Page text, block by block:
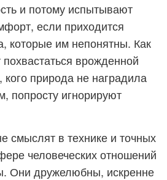
и потому испытывают
если приходится
которые им непонятны. Как
врожденной
кого природа не наградила
попросту игнорируют
смыслят в технике и точных
человеческих отношений
Они дружелюбны, искренне